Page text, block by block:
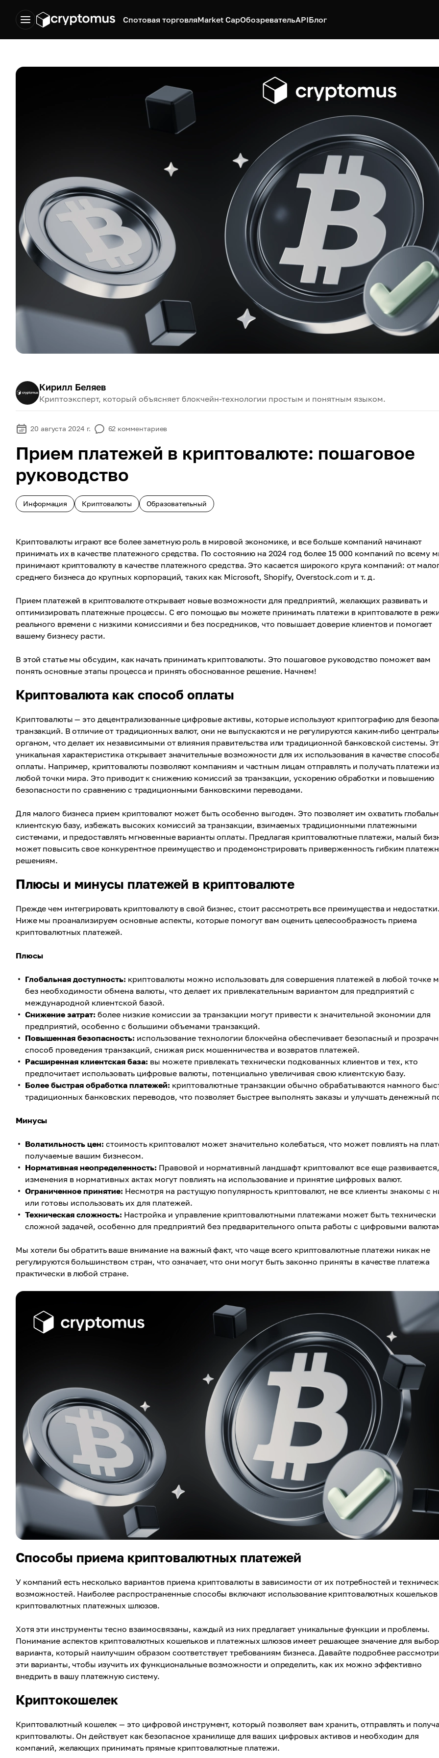
Спотовая торговляMarket CapОбозревательAPIБлог
Кирилл Беляев
Криптоэксперт, который объясняет блокчейн-технологии простым и понятным языком.
20 августа 2024 г. 62 комментариев
Прием платежей в криптовалюте: пошаговое
руководство
Информация Криптовалюты Образовательный
Криптовалюты играют все более заметную роль в мировой экономике, и все больше компаний начинают
принимать их в качестве платежного средства. По состоянию на 2024 год более 15 000 компаний по всему
принимают криптовалюту в качестве платежного средства. Это касается широкого круга компаний: от
среднего бизнеса до крупных корпораций, таких как Microsoft, Shopify, Overstock.com и т. д.
Прием платежей в криптовалюте открывает новые возможности для предприятий, желающих развивать и
оптимизировать платежные процессы. С его помощью вы можете принимать платежи в криптовалюте в
реального времени с низкими комиссиями и без посредников, что повышает доверие клиентов и помогает
вашему бизнесу расти.
В этой статье мы обсудим, как начать принимать криптовалюты. Это пошаговое руководство поможет вам
понять основные этапы процесса и принять обоснованное решение. Начнем!
Криптовалюта как способ оплаты
Криптовалюты — это децентрализованные цифровые активы, которые используют криптографию для
транзакций. В отличие от традиционных валют, они не выпускаются и не регулируются каким-либо
органом, что делает их независимыми от влияния правительства или традиционной банковской системы.
уникальная характеристика открывает значительные возможности для их использования в качестве
оплаты. Например, криптовалюты позволяют компаниям и частным лицам отправлять и получать платежи из
любой точки мира. Это приводит к снижению комиссий за транзакции, ускорению обработки и повышению
безопасности по сравнению с традиционными банковскими переводами.
Для малого бизнеса прием криптовалют может быть особенно выгоден. Это позволяет им охватить
клиентскую базу, избежать высоких комиссий за транзакции, взимаемых традиционными платежными
системами, и предоставлять мгновенные варианты оплаты. Предлагая криптовалютные платежи, малый
может повысить свое конкурентное преимущество и продемонстрировать приверженность гибким
решениям.
Плюсы и минусы платежей в криптовалюте
Прежде чем интегрировать криптовалюту в свой бизнес, стоит рассмотреть все преимущества и недостатки.
Ниже мы проанализируем основные аспекты, которые помогут вам оценить целесообразность приема
криптовалютных платежей.
Плюсы
Глобальная доступность: криптовалюты можно использовать для совершения платежей в любой точке
без необходимости обмена валюты, что делает их привлекательным вариантом для предприятий с
международной клиентской базой.
Снижение затрат: более низкие комиссии за транзакции могут привести к значительной экономии для
предприятий, особенно с большими объемами транзакций.
Повышенная безопасность: использование технологии блокчейна обеспечивает безопасный и
способ проведения транзакций, снижая риск мошенничества и возвратов платежей.
Расширенная клиентская база: вы можете привлекать технически подкованных клиентов и тех, кто
предпочитает использовать цифровые валюты, потенциально увеличивая свою клиентскую базу.
Более быстрая обработка платежей: криптовалютные транзакции обычно обрабатываются намного
традиционных банковских переводов, что позволяет быстрее выполнять заказы и улучшать денежный
Минусы
Волатильность цен: стоимость криптовалют может значительно колебаться, что может повлиять на
получаемые вашим бизнесом.
Нормативная неопределенность: Правовой и нормативный ландшафт криптовалют все еще
изменения в нормативных актах могут повлиять на использование и принятие цифровых валют.
Ограниченное принятие: Несмотря на растущую популярность криптовалют, не все клиенты знакомы с
или готовы использовать их для платежей.
Техническая сложность: Настройка и управление криптовалютными платежами может быть технически
сложной задачей, особенно для предприятий без предварительного опыта работы с цифровыми
Мы хотели бы обратить ваше внимание на важный факт, что чаще всего криптовалютные платежи никак не
регулируются большинством стран, что означает, что они могут быть законно приняты в качестве платежа
практически в любой стране.
Способы приема криптовалютных платежей
У компаний есть несколько вариантов приема криптовалюты в зависимости от их потребностей и
возможностей. Наиболее распространенные способы включают использование криптовалютных кошельков
криптовалютных платежных шлюзов.
Хотя эти инструменты тесно взаимосвязаны, каждый из них предлагает уникальные функции и проблемы.
Понимание аспектов криптовалютных кошельков и платежных шлюзов имеет решающее значение для
варианта, который наилучшим образом соответствует требованиям бизнеса. Давайте подробнее
эти варианты, чтобы изучить их функциональные возможности и определить, как их можно эффективно
внедрить в вашу платежную систему.
Криптокошелек
Криптовалютный кошелек — это цифровой инструмент, который позволяет вам хранить, отправлять и
криптовалюты. Он действует как безопасное хранилище для ваших цифровых активов и необходим для
компаний, желающих принимать прямые криптовалютные платежи.